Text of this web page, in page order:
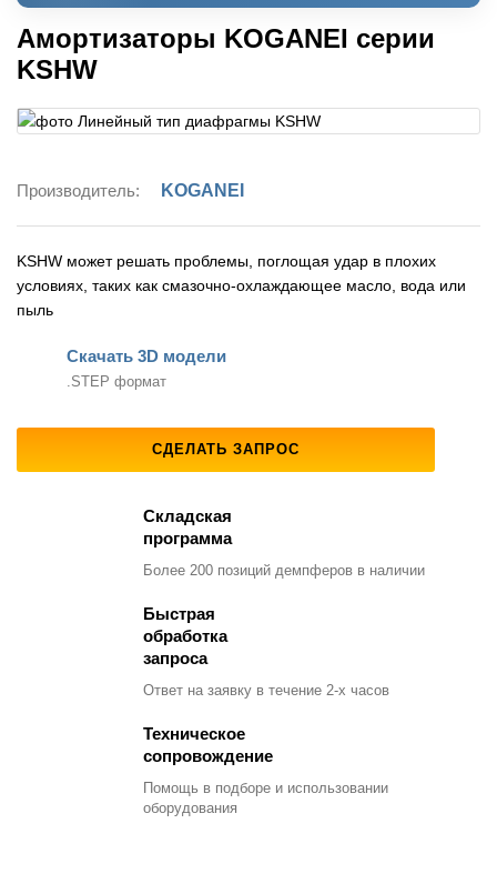
Амортизаторы KOGANEI серии
KSHW
Производитель: KOGANEI
KSHW может решать проблемы, поглощая удар в плохих
условиях, таких как смазочно-охлаждающее масло, вода или
пыль
Скачать 3D модели
.STEP формат
СДЕЛАТЬ ЗАПРОС
Складская
программа
Более 200 позиций демпферов в наличии
Быстрая
обработка
запроса
Ответ на заявку в течение 2-х часов
Техническое
сопровождение
Помощь в подборе и использовании
оборудования